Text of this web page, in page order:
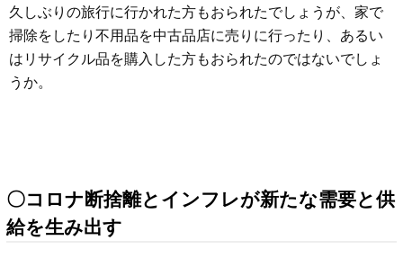
久しぶりの旅行に行かれた方もおられたでしょうが、家で
掃除をしたり不用品を中古品店に売りに行ったり、あるい
はリサイクル品を購入した方もおられたのではないでしょ
うか。
〇コロナ断捨離とインフレが新たな需要と供
給を生み出す